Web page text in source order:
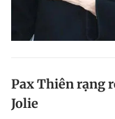
Pax Thiên rạng
Jolie